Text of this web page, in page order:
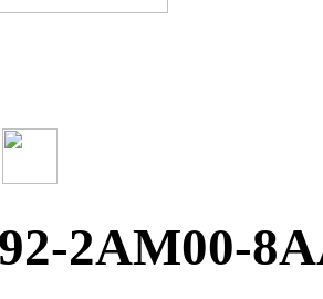
2AM00-